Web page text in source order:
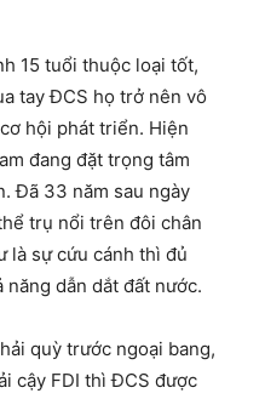
15 tuổi thuộc loại tốt,
tay ĐCS họ trở nên vô
hội phát triển. Hiện
đang đặt trọng tâm
Đã 33 năm sau ngày
trụ nổi trên đôi chân
là sự cứu cánh thì đủ
dẫn dắt đất nước.
quỳ trước ngoại bang,
cậy FDI thì ĐCS được